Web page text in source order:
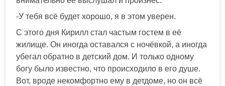
-У тебя всё будет хорошо, я в этом уверен.
С этого дня Кирилл стал частым гостем в её
жилище. Он иногда оставался с ночёвкой, а иногда
убегал обратно в детский дом. И только одному
богу было известно, что происходило в его душе.
Вот, вроде некомфортно ему в детдоме, но он всё